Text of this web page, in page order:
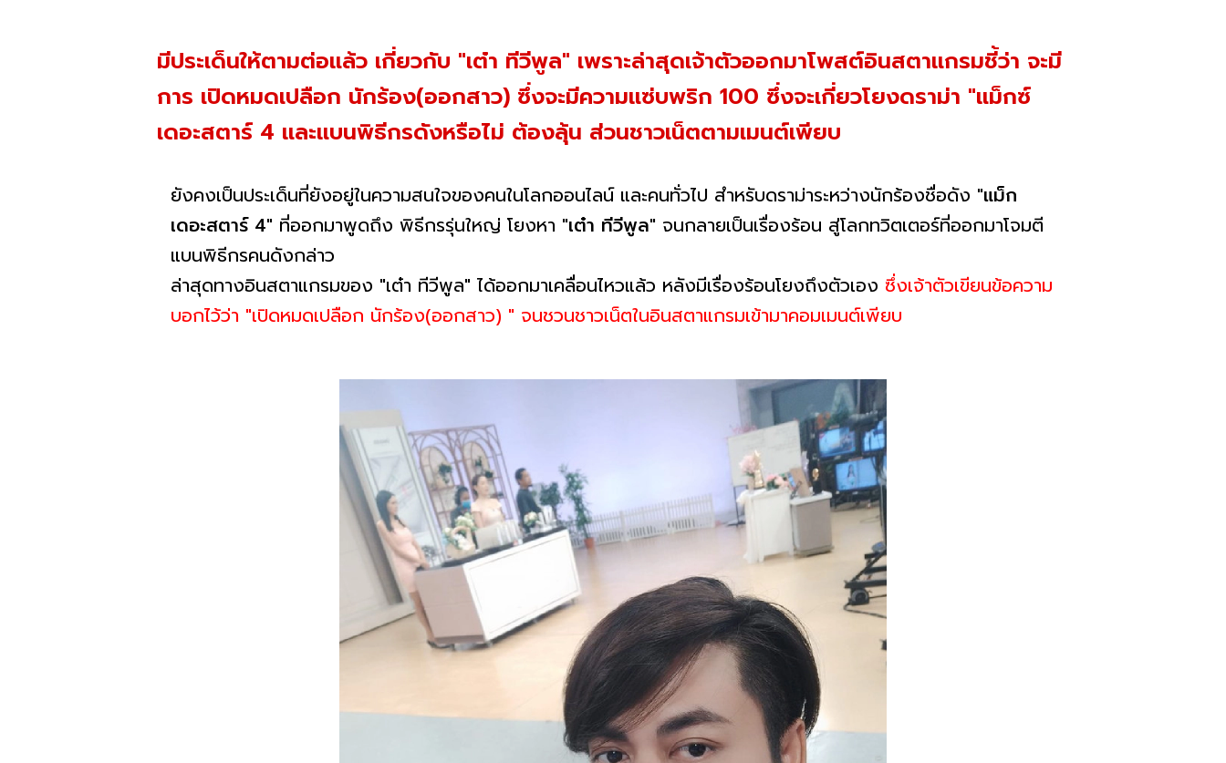
มีประเด็นให้ตามต่อแล้ว เกี่ยวกับ "เต๋า ทีวีพูล" เพราะล่าสุดเจ้าตัวออกมาโพสต์อินสตาแกรมชี้ว่า จะมี
การ เปิดหมดเปลือก นักร้อง(ออกสาว) ซึ่งจะมีความแซ่บพริก 100 ซึ่งจะเกี่ยวโยงดราม่า "แม็กซ์
เดอะสตาร์ 4 และแบนพิธีกรดังหรือไม่ ต้องลุ้น ส่วนชาวเน็ตตามเมนต์เพียบ
ยังคงเป็นประเด็นที่ยังอยู่ในความสนใจของคนในโลกออนไลน์ และคนทั่วไป สำหรับดราม่าระหว่างนักร้องชื่อดัง "แม็ก
เดอะสตาร์ 4" ที่ออกมาพูดถึง พิธีกรรุ่นใหญ่ โยงหา "เต๋า ทีวีพูล" จนกลายเป็นเรื่องร้อน สู่โลกทวิตเตอร์ที่ออกมาโจมตี
แบนพิธีกรคนดังกล่าว
ล่าสุดทางอินสตาแกรมของ "เต๋า ทีวีพูล" ได้ออกมาเคลื่อนไหวแล้ว หลังมีเรื่องร้อนโยงถึงตัวเอง ซึ่งเจ้าตัวเขียนข้อความ
บอกไว้ว่า "เปิดหมดเปลือก นักร้อง(ออกสาว) " จนชวนชาวเน็ตในอินสตาแกรมเข้ามาคอมเมนต์เพียบ